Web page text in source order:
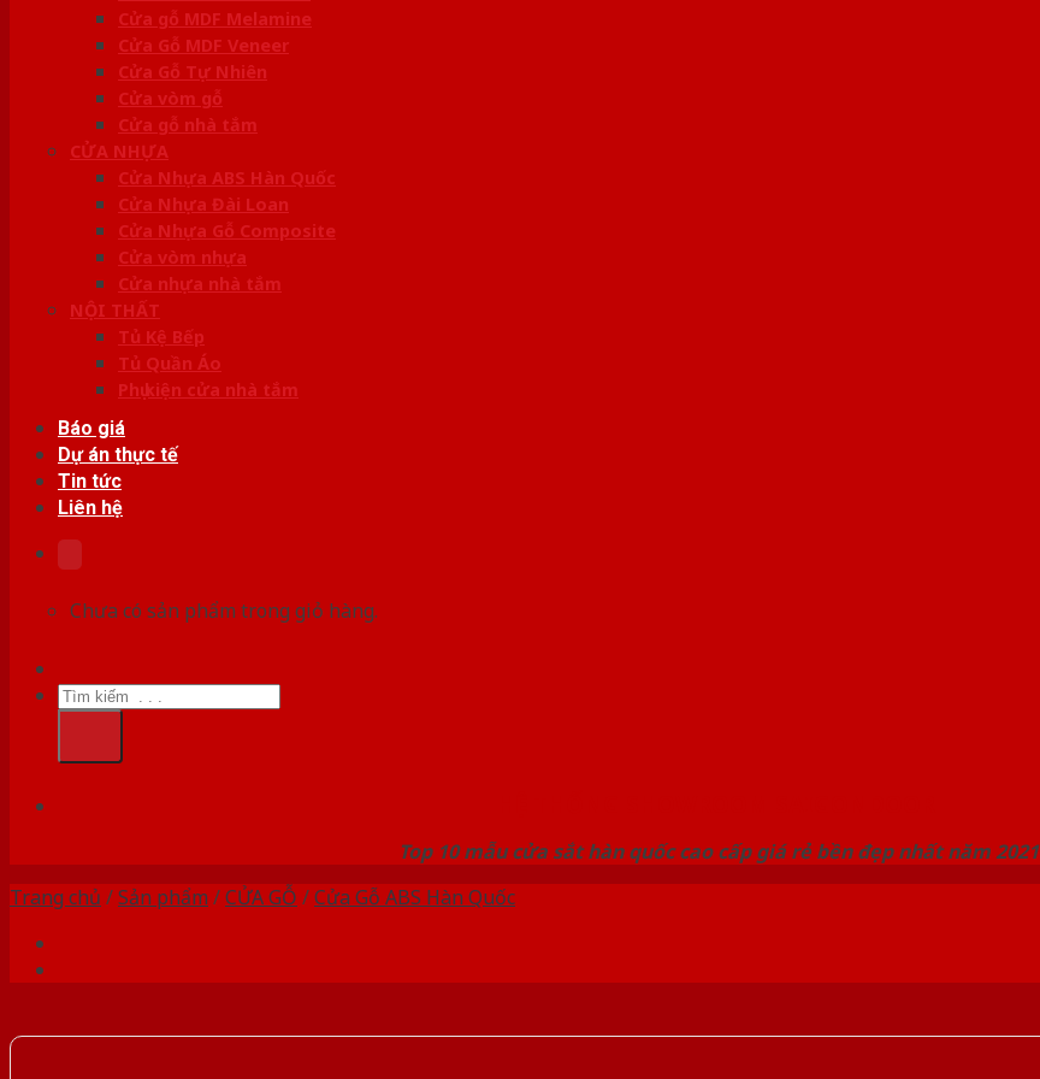
Cửa gỗ MDF Melamine
Cửa Gỗ MDF Veneer
Cửa Gỗ Tự Nhiên
Cửa vòm gỗ
Cửa gỗ nhà tắm
CỬA NHỰA
Cửa Nhựa ABS Hàn Quốc
Cửa Nhựa Đài Loan
Cửa Nhựa Gỗ Composite
Cửa vòm nhựa
Cửa nhựa nhà tắm
NỘI THẤT
Tủ Kệ Bếp
Tủ Quần Áo
Phụ kiện cửa nhà tắm
Báo giá
Dự án thực tế
Tin tức
Liên hệ
Chưa có sản phẩm trong giỏ hàng.
Tìm
kiếm:
Top 10 mẫu cửa sắt hàn quốc cao cấp giá rẻ bền đẹp nhất năm 2021
Trang chủ /Sản phẩm /CỬA GỖ /Cửa Gỗ ABS Hàn Quốc